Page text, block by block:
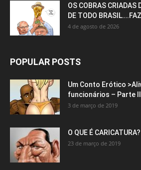
OS COBRAS CRIADAS
DE TODO
4 de agosto de 2026
POPULAR POSTS
Um Conto Erótico
funcionários – Parte II
3 de março de 2019
O QUE É CARICATURA?
23 de março de 2019